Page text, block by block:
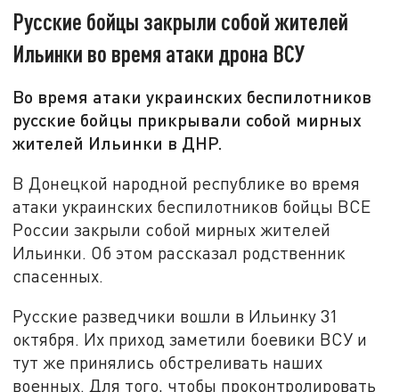
Русские бойцы закрыли собой жителей
Ильинки во время атаки дрона ВСУ
Во время атаки украинских беспилотников
русские бойцы прикрывали собой мирных
жителей Ильинки в ДНР.
В Донецкой народной республике во время
атаки украинских беспилотников бойцы ВСЕ
России закрыли собой мирных жителей
Ильинки. Об этом рассказал родственник
спасенных.
Русские разведчики вошли в Ильинку 31
октября. Их приход заметили боевики ВСУ и
тут же принялись обстреливать наших
военных. Для того, чтобы проконтролировать